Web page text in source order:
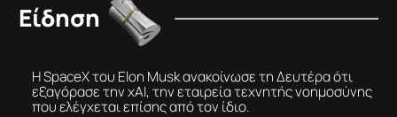
Είδηση
Η SpaceX του Elon Musk ανακοίνωσε τη Δευτέρα ότι
εξαγόρασε την xAI, την εταιρεία τεχνητής νοημοσύνης
που ελέγχεται επίσης από τον ίδιο.